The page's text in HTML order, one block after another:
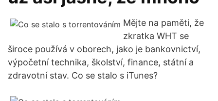
Mějte na paměti, že
zkratka WHT se
široce používá v oborech, jako je bankovnictví,
výpočetní technika, školství, finance, státní a
zdravotní stav. Co se stalo s iTunes?